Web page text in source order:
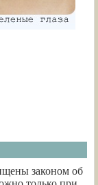
законом об